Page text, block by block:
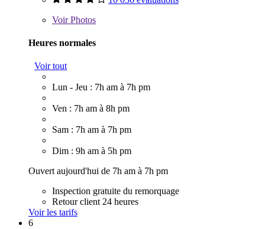
VoirPhotos
Heures normales
Voir tout
Lun - Jeu : 7h am à 7h pm
Ven : 7h am à 8h pm
Sam : 7h am à 7h pm
Dim : 9h am à 5h pm
Ouvert aujourd'hui de 7h am à 7h pm
Inspection gratuite du remorquage
Retour client 24 heures
Voir les tarifs
6